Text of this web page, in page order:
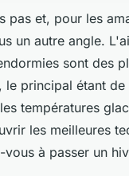
pas et, pour les
un autre angle.
sont des
le principal étant de
températures
les meilleures
vous à passer un